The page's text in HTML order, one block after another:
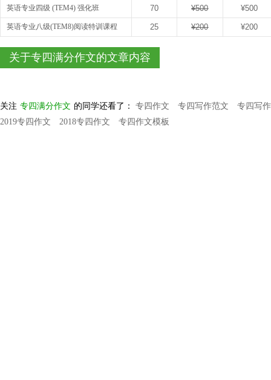
英语专业四级 (TEM4) 强化班 70 ¥500 ¥500
英语专业八级(TEM8)阅读特训课程 25 ¥200 ¥200
关于专四满分作文的文章内容
关注 专四满分作文 的同学还看了： 专四作文 专四写作范文
专四写作
2019专四作文
2018专四作文 专四作文模板